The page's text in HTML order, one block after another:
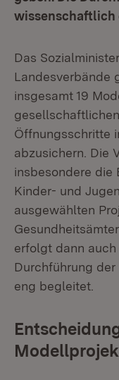
wissenschaftlich
Das
Landesverbände
insgesamt 19
Öffnungsschritte
abzusichern. Die
insbesondere die
Kinder- und
ausgewählten
erfolgt dann
Durchführung
eng begleitet.